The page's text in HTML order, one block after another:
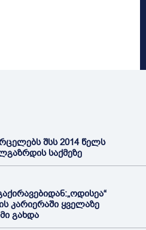
შსს 2014 წელს
საქმეზე
კარიერაში ყველაზე
გახდა